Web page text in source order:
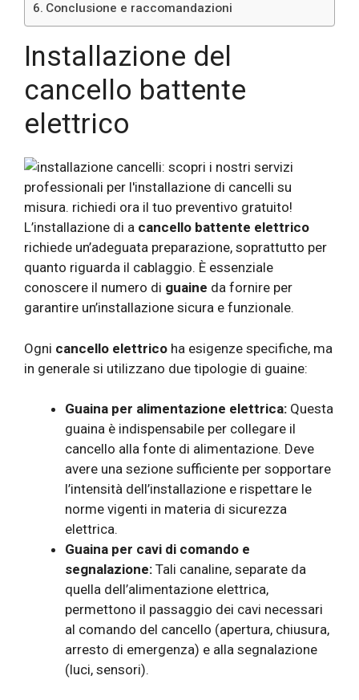
Conclusione e raccomandazioni
Installazione del
cancello battente
elettrico
L’installazione di a cancello battente elettrico
richiede un’adeguata preparazione, soprattutto per
quanto riguarda il cablaggio. È essenziale
conoscere il numero di guaine da fornire per
garantire un’installazione sicura e funzionale.
Ogni cancello elettrico ha esigenze specifiche, ma
in generale si utilizzano due tipologie di guaine:
Guaina per alimentazione elettrica: Questa
guaina è indispensabile per collegare il
cancello alla fonte di alimentazione. Deve
avere una sezione sufficiente per sopportare
l’intensità dell’installazione e rispettare le
norme vigenti in materia di sicurezza
elettrica.
Guaina per cavi di comando e
segnalazione: Tali canaline, separate da
quella dell’alimentazione elettrica,
permettono il passaggio dei cavi necessari
al comando del cancello (apertura, chiusura,
arresto di emergenza) e alla segnalazione
(luci, sensori).